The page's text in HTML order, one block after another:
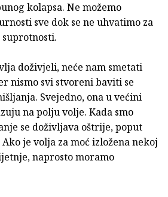
kolapsa. Ne možemo
sve dok se ne uhvatimo za
doživjeli, neće nam smetati
nismo svi stvoreni baviti se
Svejedno, ona u većini
na polju volje. Kada smo
se doživljava oštrije, poput
je volja za moć izložena nekoj
naprosto moramo